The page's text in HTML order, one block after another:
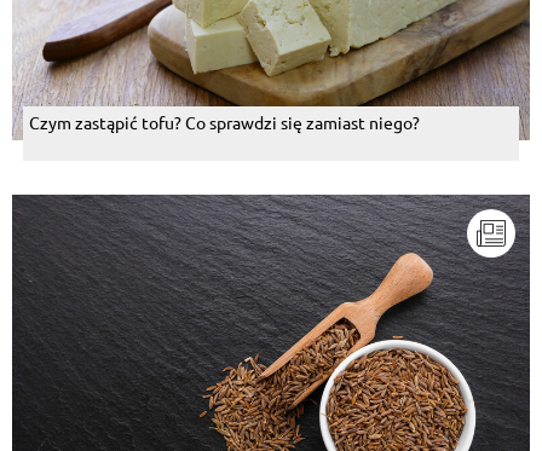
Czym zastąpić tofu? Co sprawdzi się zamiast niego?